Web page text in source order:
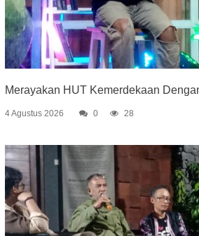
Merayakan HUT Kemerdekaan
4 Agustus 2026 0 28